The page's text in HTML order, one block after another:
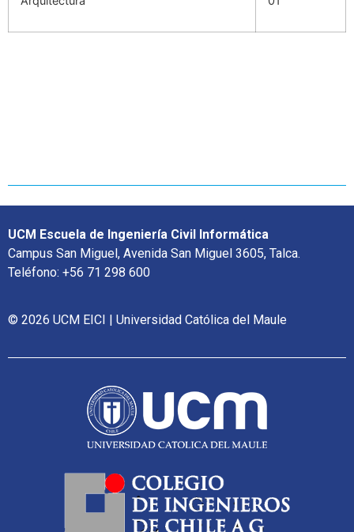
UCM Escuela de Ingeniería Civil Informática
Campus San Miguel, Avenida San Miguel 3605, Talca.
Teléfono: +56 71 298 600
© 2026 UCM EICI | Universidad Católica del Maule